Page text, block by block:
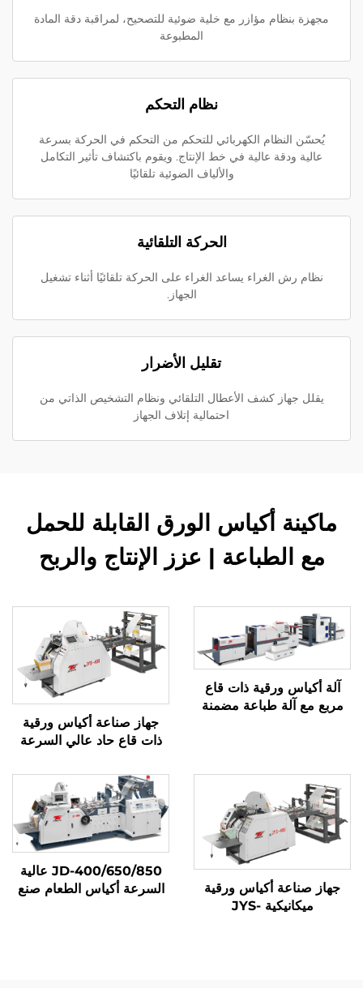
مجهزة بنظام مؤازر مع خلية ضوئية للتصحيح، لمراقبة دقة المادة
المطبوعة
نظام التحكم
يُحسّن النظام الكهربائي للتحكم من التحكم في الحركة بسرعة
عالية ودقة عالية في خط الإنتاج. ويقوم باكتشاف تأثير التكامل
والألياف الضوئية تلقائيًا
الحركة التلقائية
نظام رش الغراء يساعد الغراء على الحركة تلقائيًا أثناء تشغيل
الجهاز.
تقليل الأضرار
يقلل جهاز كشف الأعطال التلقائي ونظام التشخيص الذاتي من
احتمالية إتلاف الجهاز
ماكينة أكياس الورق القابلة للحمل
مع الطباعة | عزز الإنتاج والربح
آلة أكياس ورقية ذات قاع
مربع مع آلة طباعة مضمنة
جهاز صناعة أكياس ورقية
ذات قاع حاد عالي السرعة
JYD-400/650/850
جهاز صناعة أكياس ورقية
ميكانيكية JYS-
JD-400/650/850 عالية
السرعة أكياس الطعام صنع